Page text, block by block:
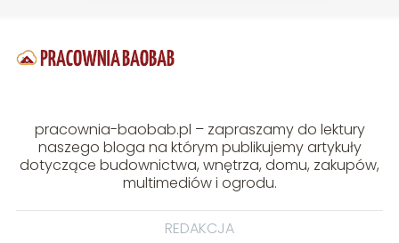
pracownia-baobab.pl – zapraszamy do lektury
naszego bloga na którym publikujemy artykuły
dotyczące budownictwa, wnętrza, domu, zakupów,
multimediów i ogrodu.
REDAKCJA